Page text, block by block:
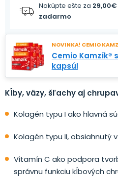
Nakúpte ešte za 29,00€
zadarmo
NOVINKA! CEMIO
Cemio Kamzík®
kapsúl
Kĺby, väzy, šľachy aj
Kolagén typu I ako hlavná
Kolagén typu II, obsiahnutý
Vitamín C ako podpora
správnu funkciu kĺbových